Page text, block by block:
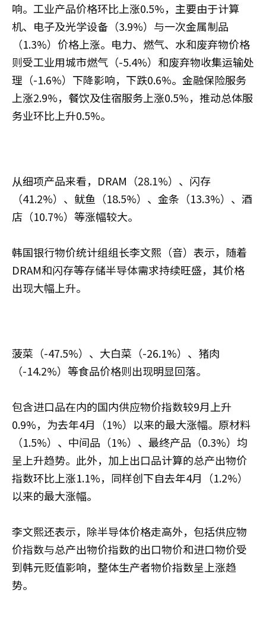
响。工业产品价格环比上涨0.5%，主要由于计算
机、电子及光学设备（3.9%）与一次金属制品
（1.3%）价格上涨。电力、燃气、水和废弃物价格
则受工业用城市燃气（-5.4%）和废弃物收集运输处
理（-1.6%）下降影响，下跌0.6%。金融保险服务
上涨2.9%，餐饮及住宿服务上涨0.5%，推动总体服
务业环比上升0.5%。
从细项产品来看，DRAM（28.1%）、闪存
（41.2%）、鱿鱼（18.5%）、金条（13.3%）、酒
店（10.7%）等涨幅较大。
韩国银行物价统计组组长李文熙（音）表示，随着
DRAM和闪存等存储半导体需求持续旺盛，其价格
出现大幅上升。
菠菜（-47.5%）、大白菜（-26.1%）、猪肉
（-14.2%）等食品价格则出现明显回落。
包含进口品在内的国内供应物价指数较9月上升
0.9%，为去年4月（1%）以来的最大涨幅。原材料
（1.5%）、中间品（1%）、最终产品（0.3%）均
呈上升趋势。此外，加上出口品计算的总产出物价
指数环比上涨1.1%，同样创下自去年4月（1.2%）
以来的最大涨幅。
李文熙还表示，除半导体价格走高外，包括供应物
价指数与总产出物价指数的出口物价和进口物价受
到韩元贬值影响，整体生产者物价指数呈上涨趋
势。